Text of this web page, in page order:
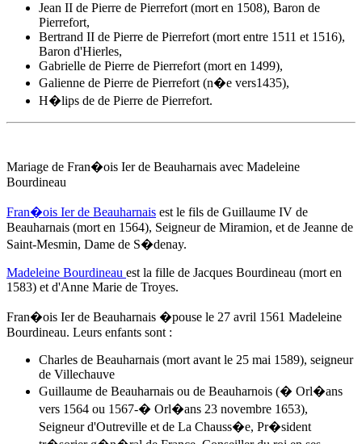
Jean II de Pierre de Pierrefort (mort en 1508), Baron de
Pierrefort,
Bertrand II de Pierre de Pierrefort (mort entre 1511 et 1516),
Baron d'Hierles,
Gabrielle de Pierre de Pierrefort (mort en 1499),
Galienne de Pierre de Pierrefort (n�e vers1435),
H�lips de de Pierre de Pierrefort.
Mariage de Fran�ois Ier de Beauharnais avec Madeleine
Bourdineau
Fran�ois Ier de Beauharnais est le fils de Guillaume IV de
Beauharnais (mort en 1564), Seigneur de Miramion, et de Jeanne de
Saint-Mesmin, Dame de S�denay.
Madeleine Bourdineau est la fille de Jacques Bourdineau (mort en
1583) et d'Anne Marie de Troyes.
Fran�ois Ier de Beauharnais �pouse le 27 avril 1561 Madeleine
Bourdineau. Leurs enfants sont :
Charles de Beauharnais (mort avant le 25 mai 1589), seigneur
de Villechauve
Guillaume de Beauharnais ou de Beauharnois (� Orl�ans
vers 1564 ou 1567-� Orl�ans 23 novembre 1653),
Seigneur d'Outreville et de La Chauss�e, Pr�sident